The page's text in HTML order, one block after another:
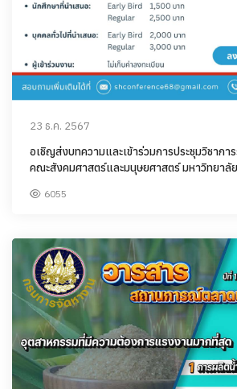
23 ธ.ค. 2567
อเชิญส่งบทความและเข้าร่วมการประชุมวิชากา
คณะสังคมศาสตร์และมนุษยศาสตร์ มหาวิทยาลั
6055